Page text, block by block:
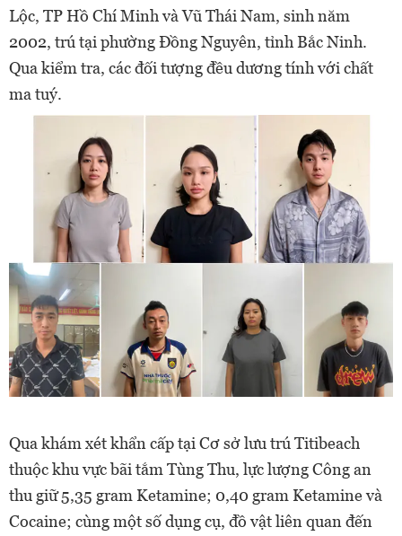
Lộc, TP Hồ Chí Minh và Vũ Thái Nam, sinh năm
2002, trú tại phường Đồng Nguyên, tỉnh Bắc Ninh.
Qua kiểm tra, các đối tượng đều dương tính với chất
ma tuý.
Qua khám xét khẩn cấp tại Cơ sở lưu trú Titibeach
thuộc khu vực bãi tắm Tùng Thu, lực lượng Công an
thu giữ 5,35 gram Ketamine; 0,40 gram Ketamine và
Cocaine; cùng một số dụng cụ, đồ vật liên quan đến